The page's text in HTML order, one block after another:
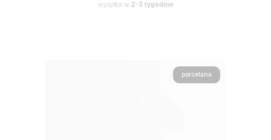
wysyłka w 2-3 tygodnie
porcelana